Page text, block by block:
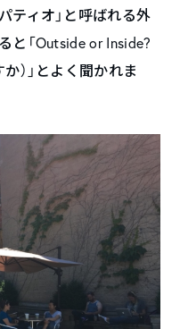
ティオ」と呼ばれる外
と「Outside or Inside?
）」とよく聞かれま